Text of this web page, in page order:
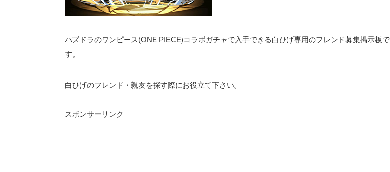
パズドラのワンピース(ONE PIECE)コラボガチャで入手できる白ひげ専用のフレンド募集掲示板で
す。
白ひげのフレンド・親友を探す際にお役立て下さい。
スポンサーリンク